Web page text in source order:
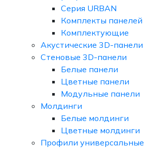
Серия URBAN
Комплекты панелей
Комплектующие
Акустические 3D-панели
Стеновые 3D-панели
Белые панели
Цветные панели
Модульные панели
Молдинги
Белые молдинги
Цветные молдинги
Профили универсальные